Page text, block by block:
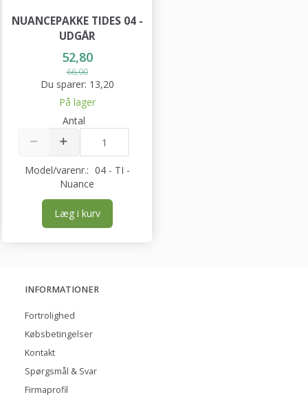
NUANCEPAKKE TIDES 04 -
UDGÅR
52,80
66,00
Du sparer: 13,20
På lager
Antal
Model/varenr.: 04 - TI -
Nuance
Læg i kurv
INFORMATIONER
Fortrolighed
Købsbetingelser
Kontakt
Spørgsmål & Svar
Firmaprofil